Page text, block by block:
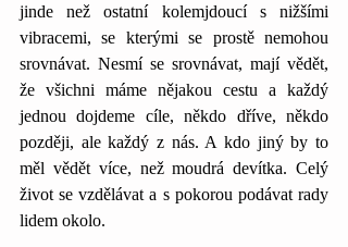
jinde než ostatní kolemjdoucí s nižšími
vibracemi, se kterými se prostě nemohou
srovnávat. Nesmí se srovnávat, mají vědět,
že všichni máme nějakou cestu a každý
jednou dojdeme cíle, někdo dříve, někdo
později, ale každý z nás. A kdo jiný by to
měl vědět více, než moudrá devítka. Celý
život se vzdělávat a s pokorou podávat rady
lidem okolo.